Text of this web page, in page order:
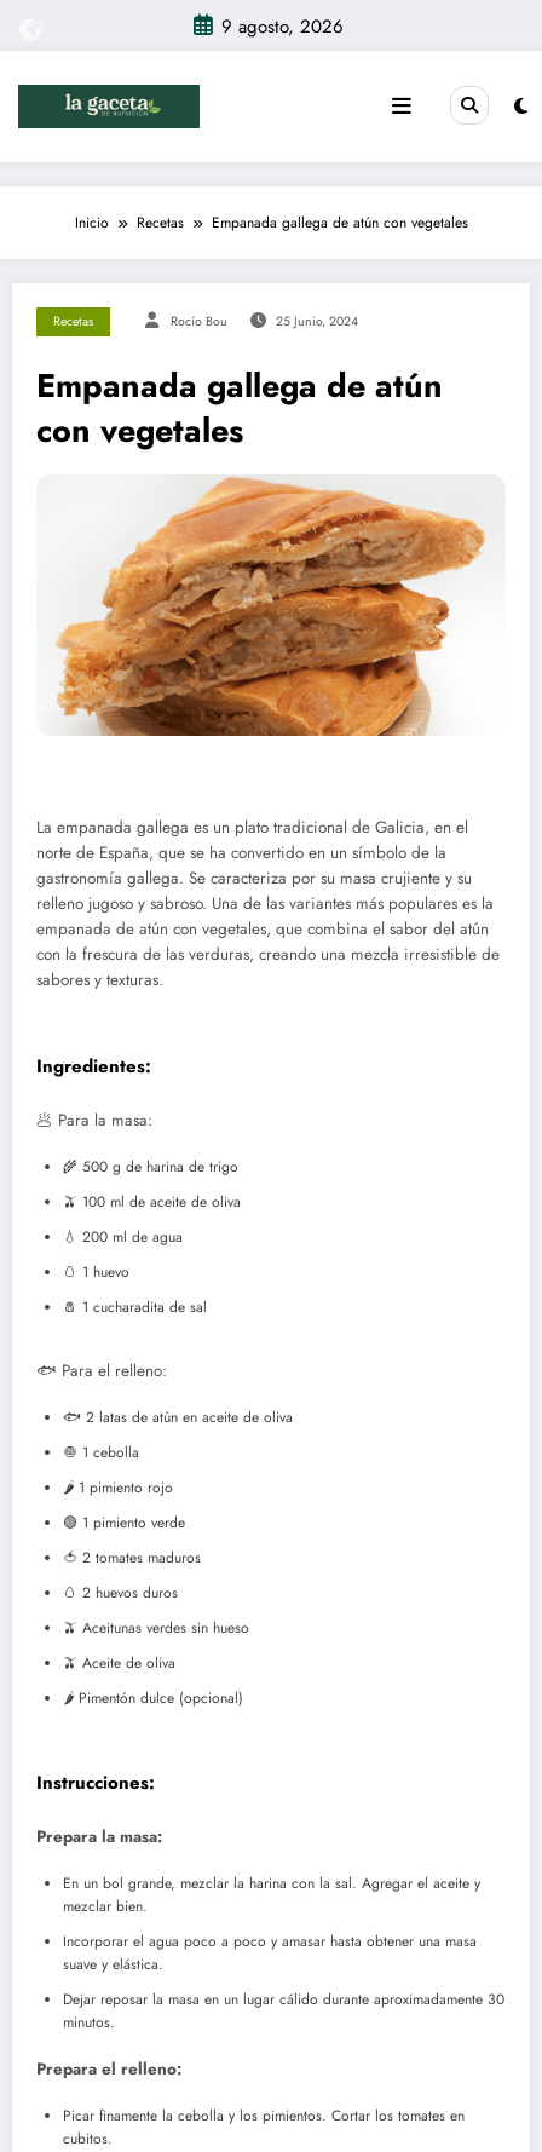
contenido
9 agosto, 2026
Inicio Recetas Empanada gallega de atún con vegetales
Recetas Rocío Bou 25 Junio, 2024
Empanada gallega de atún
con vegetales
La empanada gallega es un plato tradicional de Galicia, en el
norte de España, que se ha convertido en un símbolo de la
gastronomía gallega. Se caracteriza por su masa crujiente y su
relleno jugoso y sabroso. Una de las variantes más populares es la
empanada de atún con vegetales, que combina el sabor del atún
con la frescura de las verduras, creando una mezcla irresistible de
sabores y texturas.
Ingredientes:
🥟 Para la masa:
🌾 500 g de harina de trigo
🫒 100 ml de aceite de oliva
💧 200 ml de agua
🥚 1 huevo
🧂 1 cucharadita de sal
🐟 Para el relleno:
🐟 2 latas de atún en aceite de oliva
🧅 1 cebolla
🌶️ 1 pimiento rojo
🟢 1 pimiento verde
🍅 2 tomates maduros
🥚 2 huevos duros
🫒 Aceitunas verdes sin hueso
🫒 Aceite de oliva
🌶️ Pimentón dulce (opcional)
Instrucciones:
Prepara la masa:
En un bol grande, mezclar la harina con la sal. Agregar el aceite y
mezclar bien.
Incorporar el agua poco a poco y amasar hasta obtener una masa
suave y elástica.
Dejar reposar la masa en un lugar cálido durante aproximadamente 30
minutos.
Prepara el relleno:
Picar finamente la cebolla y los pimientos. Cortar los tomates en
cubitos.